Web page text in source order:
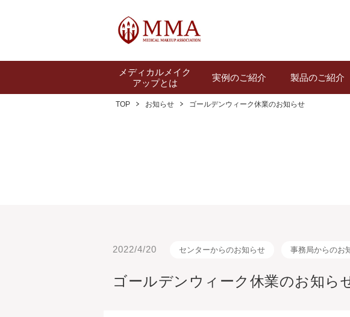
メディカルメイク
アップとは
実例のご紹介 製品のご紹介
TOP お知らせ ゴールデンウィーク休業のお知らせ
2022/4/20 センターからのお知らせ 事務局からのお
ゴールデンウィーク休業のお知ら